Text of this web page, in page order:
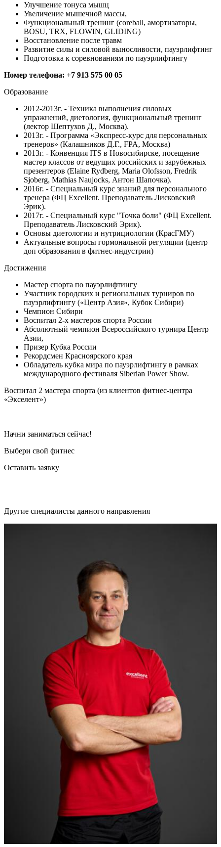
Улучшение тонуса мышц
Увеличение мышечной массы,
Функциональный тренинг (coreball, амортизаторы,
BOSU, TRX, FLOWIN, GLIDING)
Восстановление после травм
Развитие силы и силовой выносливости, пауэрлифтинг
Подготовка к соревнованиям по пауэрлифтингу
Номер телефона: +7 913 575 00 05
Образование
2012-2013г. - Техника выполнения силовых
упражнений, диетология, функциональный тренинг
(лектор Шептухов Д., Москва).
2013г. - Программа «Экспресс-курс для персональных
тренеров» (Калашников Д.Г., FPA, Москва)
2013г. - Конвенция ITS в Новосибирске, посещение
мастер классов от ведущих российских и зарубежных
презентеров (Elaine Rydberg, Maria Olofsson, Fredrik
Sjoberg, Mathias Naujocks, Антон Шапочка).
2016г. - Специальный курс знаний для персонального
тренера (ФЦ Excellent. Преподаватель Лисковский
Эрик).
2017г. - Специальный курс "Точка боли" (ФЦ Excellent.
Преподаватель Лисковский Эрик).
Основы диетологии и нутрициологии (КрасГМУ)
Актуальные вопросы гормональной регуляции (центр
доп образования в фитнес-индустрии)
Достижения
Мастер спорта по пауэрлифтингу
Участник городских и региональных турниров по
пауэрлифтингу («Центр Азия», Кубок Сибири)
Чемпион Сибири
Воспитал 2-х мастеров спорта России
Абсолютный чемпион Всероссийского турнира Центр
Азии,
Призер Кубка России
Рекордсмен Красноярского края
Обладатель кубка мира по пауэрлифтингу в рамках
международного фестиваля Siberian Power Show.
Воспитал 2 мастера спорта (из клиентов фитнес-центра
«Экселент»)
Начни заниматься сейчас!
Выбери свой фитнес
Оставить заявку
Другие специалисты данного направления